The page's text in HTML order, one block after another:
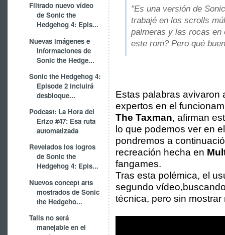
Filtrado nuevo vídeo
de Sonic the
Hedgehog 4: Epis...
Nuevas imágenes e
informaciones de
Sonic the Hedge...
Sonic the Hedgehog 4:
Episode 2 incluirá
desbloque...
Podcast: La Hora del
Erizo #47: Esa ruta
automatizada
Revelados los logros
de Sonic the
Hedgehog 4: Epis...
Nuevos concept arts
mostrados de Sonic
the Hedgeho...
Tails no será
manejable en el
"Es una versión de
trabajé en los scrolls
palmeras y las rocas en
este rom? Pero qué
Estas palabras avivaron
expertos en el
The Taxman, afirman
lo que podemos ver en
pondremos a
recreación hecha en
fangames.
Tras esta polémica, el
segundo
técnica, pero sin